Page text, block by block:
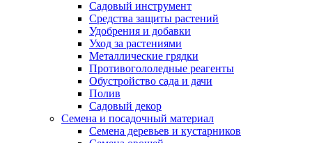
Садовый инструмент
Средства защиты растений
Удобрения и добавки
Уход за растениями
Металлические грядки
Противогололедные реагенты
Обустройство сада и дачи
Полив
Садовый декор
Семена и посадочный материал
Семена деревьев и кустарников